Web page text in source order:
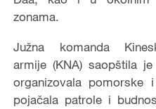
zonama.
Južna komanda
armije (KNA) saopštila
organizovala pomorske
pojačala patrole i